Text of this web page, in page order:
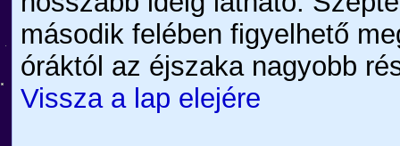
második felében figyelhető
óráktól az éjszaka nagyobb
Vissza a lap elejére